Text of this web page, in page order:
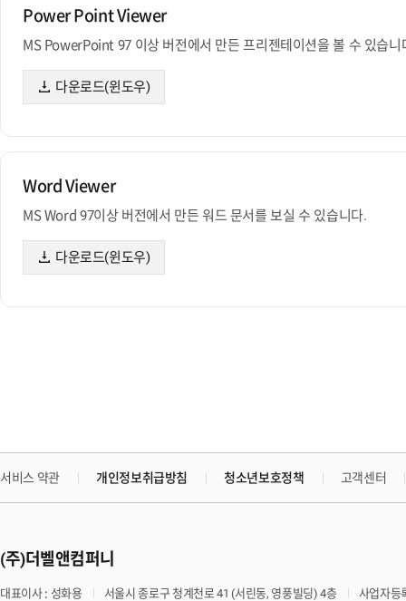
Power Point Viewer
MS PowerPoint 97 이상 버전에서 만든 프리젠테이션을 볼 수 있습니
다운로드(윈도우)
Word Viewer
MS Word 97이상 버전에서 만든 워드 문서를 보실 수 있습니다.
다운로드(윈도우)
서비스 약관 개인정보취급방침 청소년보호정책 고객센터
(주)더벨앤컴퍼니
대표이사 : 성화용 서울시 종로구 청계천로 41 (서린동, 영풍빌딩) 4층
사업자등